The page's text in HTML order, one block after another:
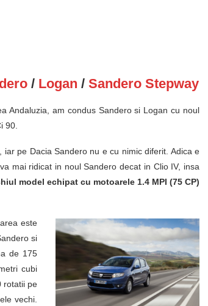
/ Logan / Sandero Stepway
Andaluzia, am condus Sandero si Logan cu noul
90.
, iar pe Dacia Sandero nu e cu nimic diferit. Adica e
mai ridicat in noul Sandero decat in Clio IV, insa
model echipat cu motoarele 1.4 MPI (75 CP)
este
si
de 175
cubi
rotatii pe
vechi.